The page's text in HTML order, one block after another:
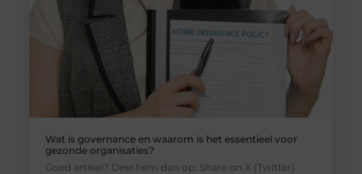
Wat is governance en waarom is het essentieel voor
gezonde organisaties?
Goed artikel? Deel hem dan op: Share on X (Twitter)